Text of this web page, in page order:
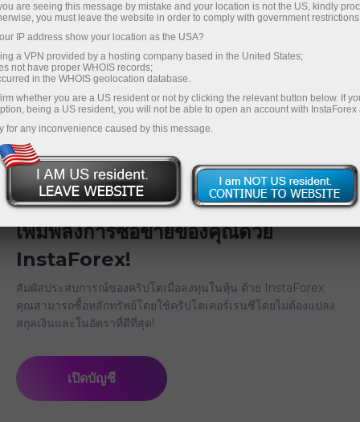
เพิ่มพลังการซื้อขายของคุณด้วย
InstaForex!
สัมผัสประสบการณ์ของคริปโตเมื่อลงทุนในหุ้น ด้วย InstaForex
คุณสามารถซื้อหลักทรัพย์โดยใช้คริปโตเคอร์เรนซีโดยไม่ต้องแปลง
สกุลเงินและในอัตราที่ดีที่สุด!
เปิดบัญชี
are seeing this message by mistake and your location is not the US, kindly
you must leave the website in order to comply with government
IP address show your location as the USA?
a VPN provided by a hosting company based in the United States;
not have proper WHOIS records;
in the WHOIS geolocation database.
whether you are a US resident or not by clicking the relevant button below. If
being a US resident, you will not be able to open an account with InstaForex
for any inconvenience caused by this message.